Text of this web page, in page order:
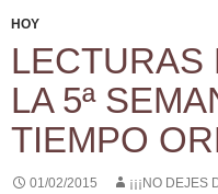
HOY
LECTURAS
LA 5ª
TIEMPO
01/02/2015 ¡¡¡NO